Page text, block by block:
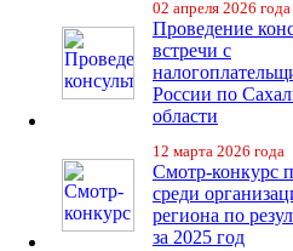
02 апреля 2026 года
Проведение
встречи с
России по
области
12 марта 2026 года
Смотр-конкурс
среди
региона по
за 2025 год